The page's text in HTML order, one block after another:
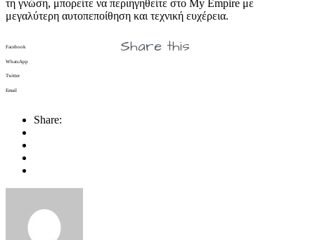
τη γνώση, μπορείτε να περιηγηθείτε στο My Empire με
μεγαλύτερη αυτοπεποίθηση και τεχνική ευχέρεια.
Share this
Facebook
WhatsApp
Twitter
Email
Share: